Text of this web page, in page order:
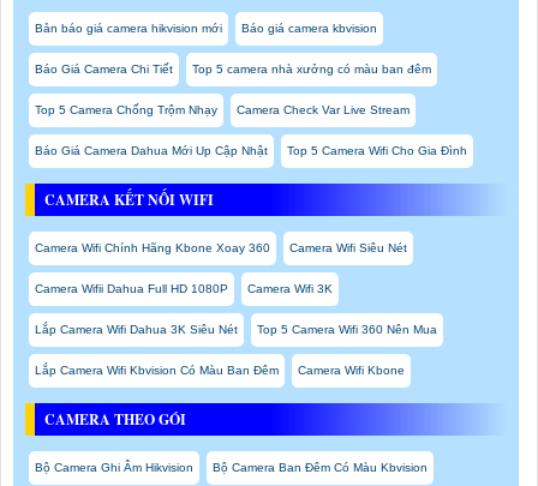
Bản báo giá camera hikvision mới Báo giá camera kbvision
Báo Giá Camera Chi Tiết Top 5 camera nhà xưởng có màu ban đêm
Top 5 Camera Chống Trộm Nhạy Camera Check Var Live Stream
Báo Giá Camera Dahua Mới Up Cập Nhật Top 5 Camera Wifi Cho Gia Đình
CAMERA KẾT NỐI WIFI
Camera Wifi Chính Hãng Kbone Xoay 360 Camera Wifi Siêu Nét
Camera Wifii Dahua Full HD 1080P Camera Wifi 3K
Lắp Camera Wifi Dahua 3K Siêu Nét Top 5 Camera Wifi 360 Nên Mua
Lắp Camera Wifi Kbvision Có Màu Ban Đêm Camera Wifi Kbone
CAMERA THEO GÓI
Bộ Camera Ghi Âm Hikvision Bộ Camera Ban Đêm Có Màu Kbvision